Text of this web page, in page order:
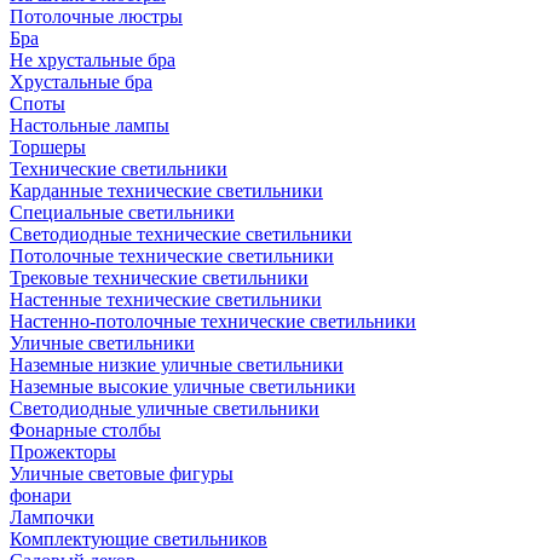
Потолочные люстры
Бра
Не хрустальные бра
Хрустальные бра
Споты
Настольные лампы
Торшеры
Технические светильники
Карданные технические светильники
Специальные светильники
Светодиодные технические светильники
Потолочные технические светильники
Трековые технические светильники
Настенные технические светильники
Настенно-потолочные технические светильники
Уличные светильники
Наземные низкие уличные светильники
Наземные высокие уличные светильники
Светодиодные уличные светильники
Фонарные столбы
Прожекторы
Уличные световые фигуры
фонари
Лампочки
Комплектующие светильников